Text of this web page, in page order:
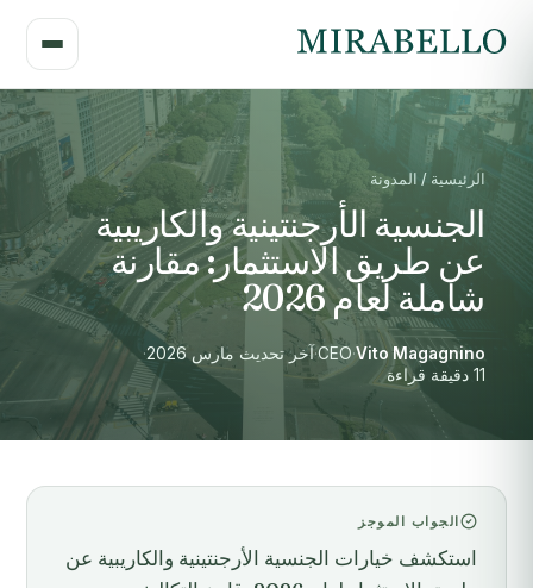
الرئيسية / المدونة
الجنسية الأرجنتينية والكاريبية
عن طريق الاستثمار: مقارنة
شاملة لعام 2026
Vito Magagnino
·
CEO
·آخر تحديث مارس 2026
·
11 دقيقة قراءة
الجواب الموجز
استكشف خيارات الجنسية الأرجنتينية والكاريبية عن